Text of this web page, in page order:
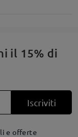
il 15% di
Iscriviti
e offerte